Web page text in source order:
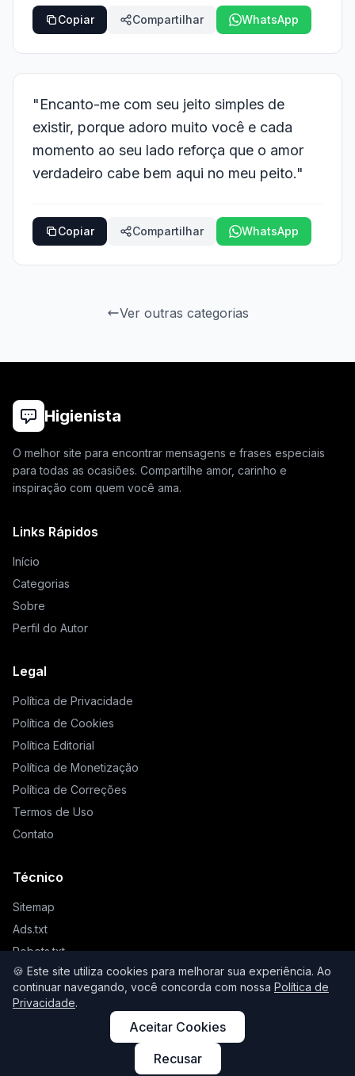
🍪 Este site utiliza cookies para melhorar sua experiência. Ao
continuar navegando, você concorda com nossa Política de
Privacidade.
Aceitar Cookies
Recusar
Copiar Compartilhar WhatsApp
"Encanto-me com seu jeito simples de
existir, porque adoro muito você e cada
momento ao seu lado reforça que o amor
verdadeiro cabe bem aqui no meu peito."
Copiar Compartilhar WhatsApp
Ver outras categorias
Higienista
O melhor site para encontrar mensagens e frases especiais
para todas as ocasiões. Compartilhe amor, carinho e
inspiração com quem você ama.
Links Rápidos
Início
Categorias
Sobre
Perfil do Autor
Legal
Política de Privacidade
Política de Cookies
Política Editorial
Política de Monetização
Política de Correções
Termos de Uso
Contato
Técnico
Sitemap
Ads.txt
Robots.txt
Llms.txt
© 2026 Higienista. Todos os direitos reservados.